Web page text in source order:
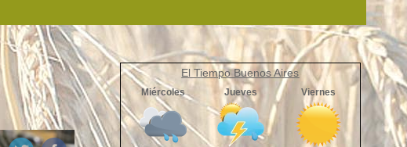
El Tiempo Buenos Aires